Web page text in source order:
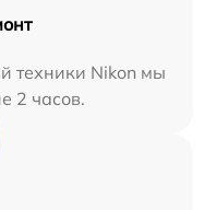
техники Nikon мы
2 часов.